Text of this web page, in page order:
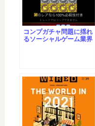
コンプガチャ問題に揺れ
るソーシャルゲーム業界